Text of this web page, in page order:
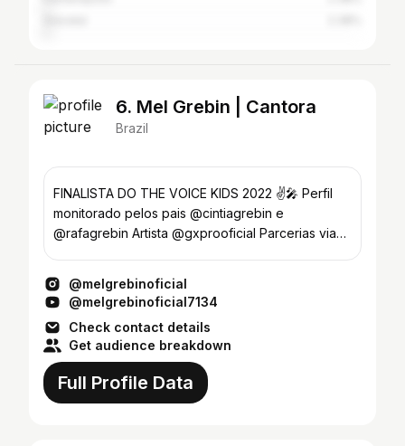
6. Mel Grebin | Cantora
Brazil
FINALISTA DO THE VOICE KIDS 2022 ✌🎤 Perfil
monitorado pelos pais @cintiagrebin e
@rafagrebin Artista @gxprooficial Parcerias via
@melgrebinoficial
@melgrebinoficial7134
Check contact details
Get audience breakdown
Full Profile Data